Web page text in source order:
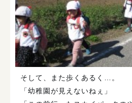
そして、また歩くあるく…。
「幼稚園が見えないねぇ」